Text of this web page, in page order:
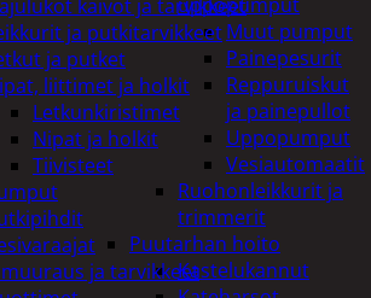
Muut pumput
Painepesurit
Reppuruiskut
ja painepullot
Uppopumput
Vesiautomaatit
Ruohonleikkurit ja
trimmerit
Puutarhan hoito
Kastelukannut
kaivot ja tarvikkeet
ja putkitarvikkeet
ja putket
liittimet ja holkit
Letkunkiristimet
Nipat ja holkit
Tiivisteet
ja tarvikkeet